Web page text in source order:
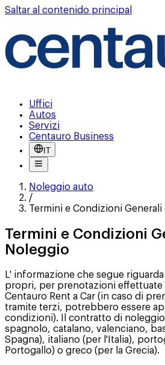
Saltar al contenido principal
Uffici
Autos
Servizi
Centauro Business
IT
Noleggio auto
/
Termini e Condizioni
Termini e Condizioni
Noleggio
L' informazione che segue
propri, per prenotazioni effettuate
Centauro Rent a Car (in caso di
tramite terzi, potrebbero essere
condizioni). Il contratto di
spagnolo, catalano, valenciano,
Spagna), italiano (per l'Italia),
Portogallo) o greco (per la Grecia).